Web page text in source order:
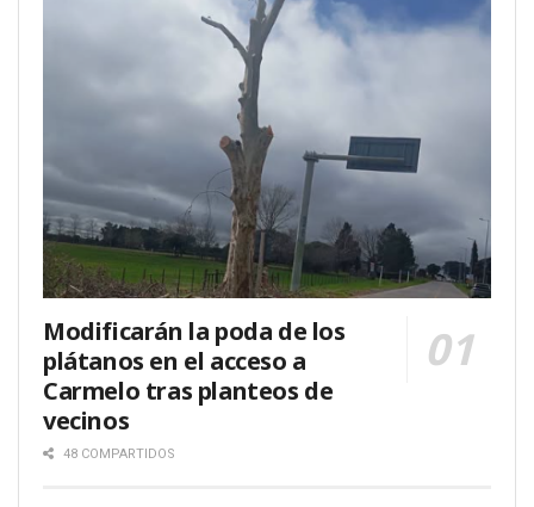
Modificarán la poda de los
plátanos en el acceso a
Carmelo tras planteos de
vecinos
48 COMPARTIDOS